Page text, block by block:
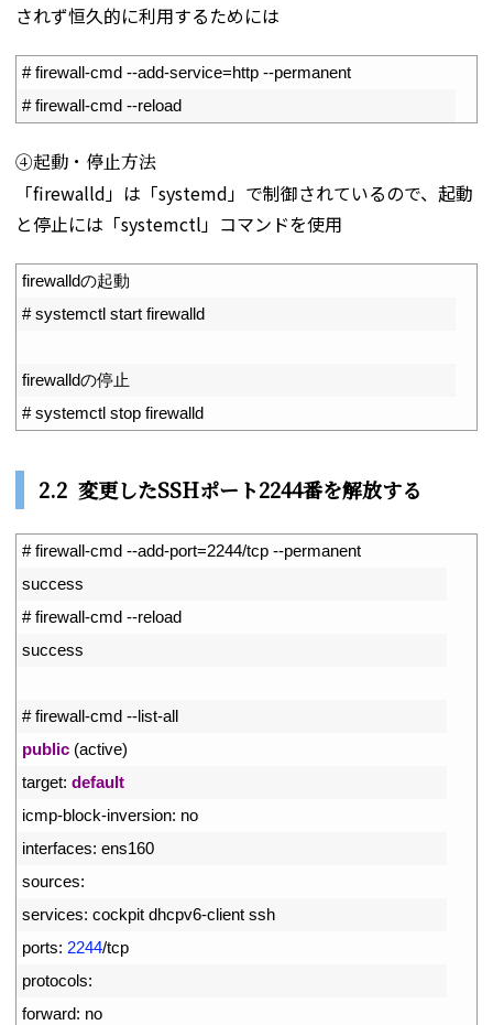
されず恒久的に利用するためには
# firewall-cmd --add-service=http --permanent
# firewall-cmd --reload
④起動・停止方法
「firewalld」は「systemd」で制御されているので、起動
と停止には「systemctl」コマンドを使用
firewalldの起動
# systemctl start firewalld
firewalldの停止
# systemctl stop firewalld
2.2 変更したSSHポート2244番を解放する
# firewall-cmd --add-port=2244/tcp --permanent
success
# firewall-cmd --reload
success
# firewall-cmd --list-all
public (active)
target: default
icmp-block-inversion: no
interfaces: ens160
sources:
services: cockpit dhcpv6-client ssh
ports: 2244/tcp
protocols:
forward: no